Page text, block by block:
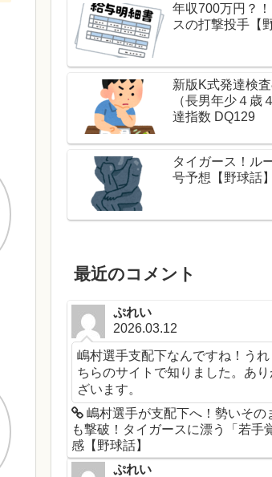
年収700万円？
スの打撃投手【
新版K式発達検
（長男年少４歳
達指数 DQ129
タイガース！ル
号予想【野球話】
最近のコメント
ぷれい
2026.03.12
嶋村選手支配下なんですね！うれ
ちらのサイトで知りました。あ
ざいます。
嶋村選手が支配下へ！勢いその
も撃破！タイガースに漂う「若手
感【野球話】
ぷれい